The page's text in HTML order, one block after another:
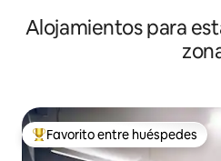
Alojamientos para
De los mejores en Favorito entre
Favorito entre huéspedes